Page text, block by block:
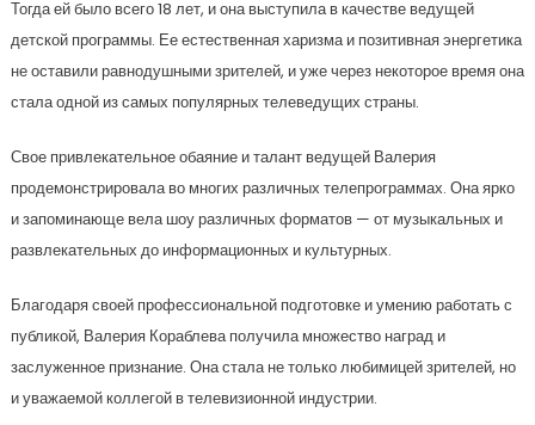
Тогда ей было всего 18 лет, и она выступила в качестве ведущей
детской программы. Ее естественная харизма и позитивная энергетика
не оставили равнодушными зрителей, и уже через некоторое время она
стала одной из самых популярных телеведущих страны.
Свое привлекательное обаяние и талант ведущей Валерия
продемонстрировала во многих различных телепрограммах. Она ярко
и запоминающе вела шоу различных форматов — от музыкальных и
развлекательных до информационных и культурных.
Благодаря своей профессиональной подготовке и умению работать с
публикой, Валерия Кораблева получила множество наград и
заслуженное признание. Она стала не только любимицей зрителей, но
и уважаемой коллегой в телевизионной индустрии.